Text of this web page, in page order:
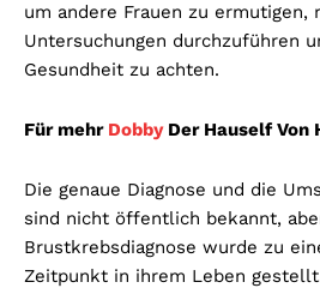
um andere Frauen zu ermutigen,
Untersuchungen durchzuführen
Gesundheit zu achten.
Für mehr DobbyDer Hauself Von
Die genaue Diagnose und die
sind nicht öffentlich bekannt,
Brustkrebsdiagnose wurde zu
Zeitpunkt in ihrem Leben